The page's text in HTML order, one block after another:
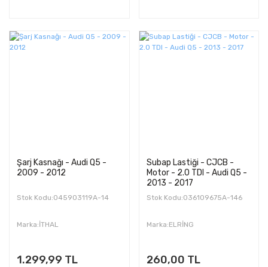
Şarj Kasnağı - Audi Q5 -
2009 - 2012
Stok Kodu:045903119A-14
Marka:İTHAL
1.299,99 TL
Subap Lastiği - CJCB -
Motor - 2.0 TDI - Audi Q5 -
2013 - 2017
Stok Kodu:036109675A-146
Marka:ELRİNG
260,00 TL